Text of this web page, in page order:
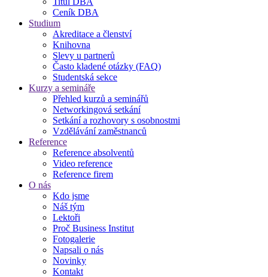
Ceník DBA
Studium
Akreditace a členství
Knihovna
Slevy u partnerů
Často kladené otázky (FAQ)
Studentská sekce
Kurzy a semináře
Přehled kurzů a seminářů
Networkingová setkání
Setkání a rozhovory s osobnostmi
Vzdělávání zaměstnanců
Reference
Reference absolventů
Video reference
Reference firem
O nás
Kdo jsme
Náš tým
Lektoři
Proč Business Institut
Fotogalerie
Napsali o nás
Novinky
Kontakt